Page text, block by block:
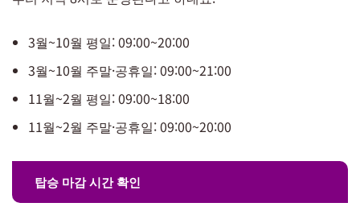
3월~10월 평일: 09:00~20:00
3월~10월 주말·공휴일: 09:00~21:00
11월~2월 평일: 09:00~18:00
11월~2월 주말·공휴일: 09:00~20:00
탑승 마감 시간 확인